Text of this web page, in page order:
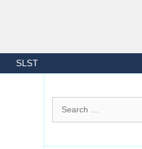
SLST
for: